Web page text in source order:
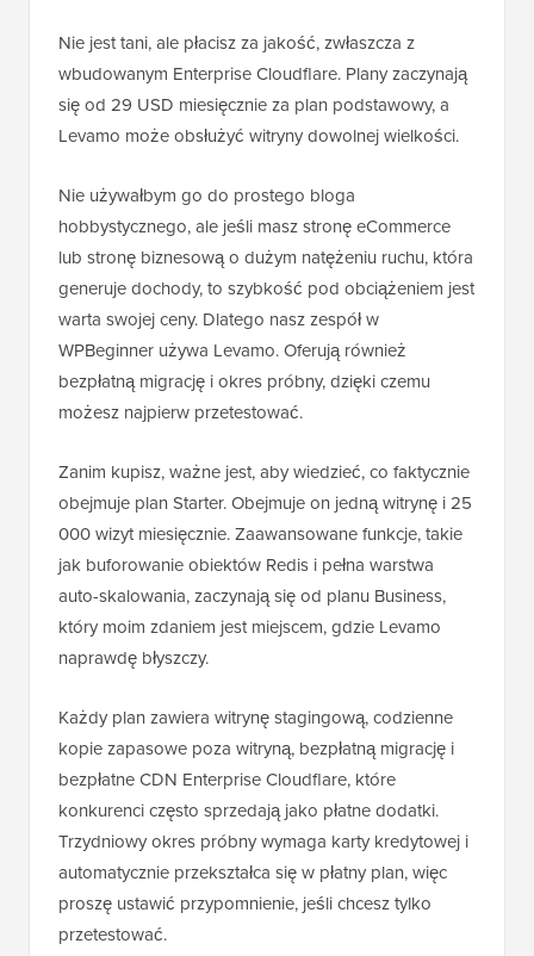
Nie jest tani, ale płacisz za jakość, zwłaszcza z
wbudowanym Enterprise Cloudflare. Plany zaczynają
się od 29 USD miesięcznie za plan podstawowy, a
Levamo może obsłużyć witryny dowolnej wielkości.
Nie używałbym go do prostego bloga
hobbystycznego, ale jeśli masz stronę eCommerce
lub stronę biznesową o dużym natężeniu ruchu, która
generuje dochody, to szybkość pod obciążeniem jest
warta swojej ceny. Dlatego nasz zespół w
WPBeginner używa Levamo. Oferują również
bezpłatną migrację i okres próbny, dzięki czemu
możesz najpierw przetestować.
Zanim kupisz, ważne jest, aby wiedzieć, co faktycznie
obejmuje plan Starter. Obejmuje on jedną witrynę i 25
000 wizyt miesięcznie. Zaawansowane funkcje, takie
jak buforowanie obiektów Redis i pełna warstwa
auto-skalowania, zaczynają się od planu Business,
który moim zdaniem jest miejscem, gdzie Levamo
naprawdę błyszczy.
Każdy plan zawiera witrynę stagingową, codzienne
kopie zapasowe poza witryną, bezpłatną migrację i
bezpłatne CDN Enterprise Cloudflare, które
konkurenci często sprzedają jako płatne dodatki.
Trzydniowy okres próbny wymaga karty kredytowej i
automatycznie przekształca się w płatny plan, więc
proszę ustawić przypomnienie, jeśli chcesz tylko
przetestować.